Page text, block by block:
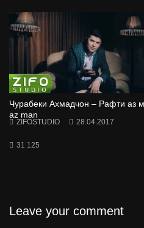
Чурабеки Ахмадчон – Рафти аз
az man
ZIFOSTUDIO 28.04.2017
31 125
Leave your comment